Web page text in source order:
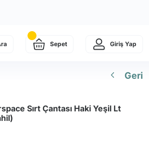
Sepet Giriş Yap
Geri
Sırt Çantası Haki Yeşil Lt